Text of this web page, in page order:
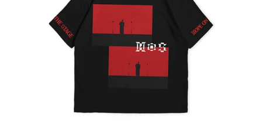
Open
featured
media
in
gallery